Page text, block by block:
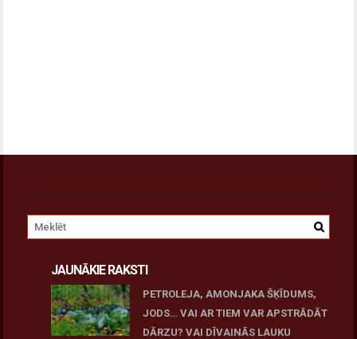
JAUNĀKIE RAKSTI
PETROLEJA, AMONJAKA ŠĶĪDUMS,
JODS… VAI AR TIEM VAR APSTRĀDĀT
DĀRZU? VAI DĪVAINĀS LAUKU